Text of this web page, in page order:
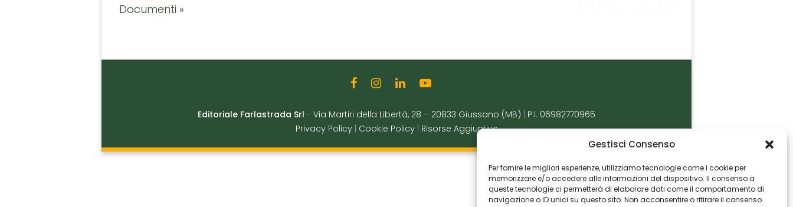
Gestisci Consenso
Per fornire le migliori esperienze, utilizziamo tecnologie come i cookie per
memorizzare e/o accedere alle informazioni del dispositivo. Il consenso a
queste tecnologie ci permetterà di elaborare dati come il comportamento di
navigazione o ID unici su questo sito. Non acconsentire o ritirare il consenso
Documenti »
Editoriale Farlastrada Srl - Via Martiri della Libertà, 28 – 20833 Giussano (MB)
P.I. 06982770965
Privacy Policy
Cookie Policy Risorse Aggiuntive